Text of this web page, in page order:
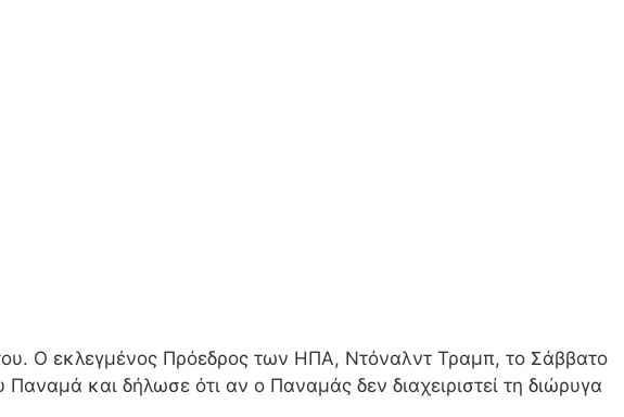
Ο εκλεγμένος Πρόεδρος των ΗΠΑ, Ντόναλντ Τραμπ, το Σάββατο
και δήλωσε ότι αν ο Παναμάς δεν διαχειριστεί τη διώρυγα